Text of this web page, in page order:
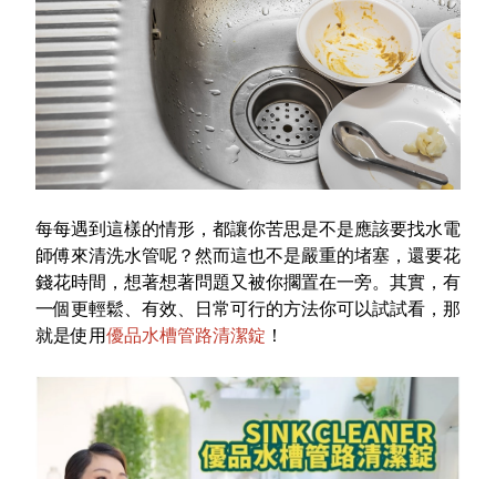
Facebook粉絲專頁
Line
Youtube
每每遇到這樣的情形，都讓你苦思是不是應該要找水電
師傅來清洗水管呢？然而這也不是嚴重的堵塞，還要花
錢花時間，想著想著問題又被你擱置在一旁。其實，有
一個更輕鬆、有效、日常可行的方法你可以試試看，那
就是使用優品水槽管路清潔錠 ！